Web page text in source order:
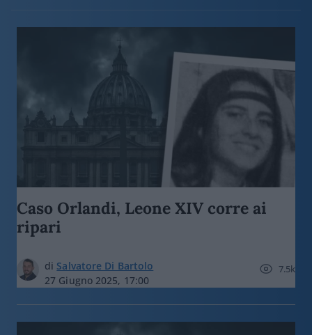
Caso Orlandi, Leone XIV corre ai
ripari
di Salvatore Di Bartolo
27 Giugno 2025, 17:00
7.5k